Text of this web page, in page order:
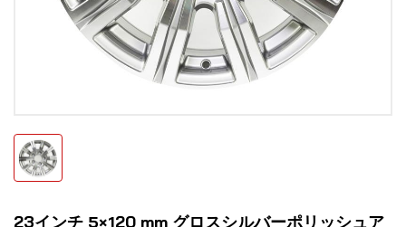
23インチ 5×120 mm グロスシルバーポリッシュア